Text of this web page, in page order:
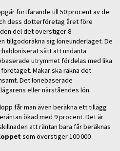
fortfarande till 50 procent av de
dess dotterföretag året före
del det överstiger 8
tillgodoräkna sig löneunderlaget. De
sätt att undanta
utrymmet fördelas med lika
Makar ska räkna det
Det lönebaserade
eller närståendes lön.
får man även beräkna ett tillägg
ökad med 9 procent. Det är
att räntan bara får beräknas
som överstiger 100 000